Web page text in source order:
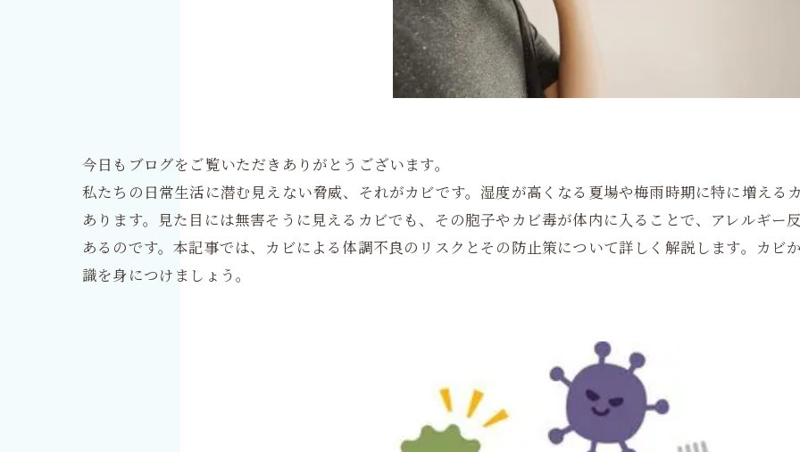
今日もブログをご覧いただきありがとうございます。
私たちの日常生活に潜む見えない脅威、それがカビです。湿度が高くなる夏場や梅雨時期に特に増える
あります。見た目には無害そうに見えるカビでも、その胞子やカビ毒が体内に入ることで、アレルギー
あるのです。本記事では、カビによる体調不良のリスクとその防止策について詳しく解説します。カビ
識を身につけましょう。